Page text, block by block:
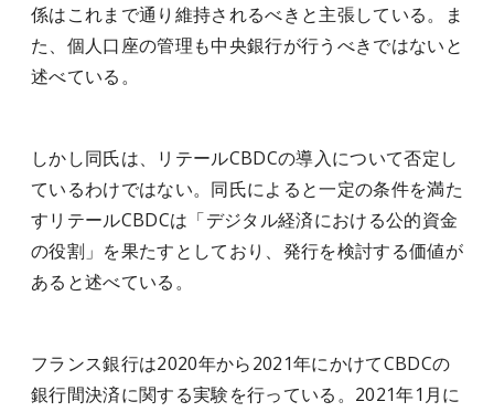
係はこれまで通り維持されるべきと主張している。ま
た、個人口座の管理も中央銀行が行うべきではないと
述べている。
しかし同氏は、リテールCBDCの導入について否定し
ているわけではない。同氏によると一定の条件を満た
すリテールCBDCは「デジタル経済における公的資金
の役割」を果たすとしており、発行を検討する価値が
あると述べている。
フランス銀行は2020年から2021年にかけてCBDCの
銀行間決済に関する実験を行っている。2021年1月に